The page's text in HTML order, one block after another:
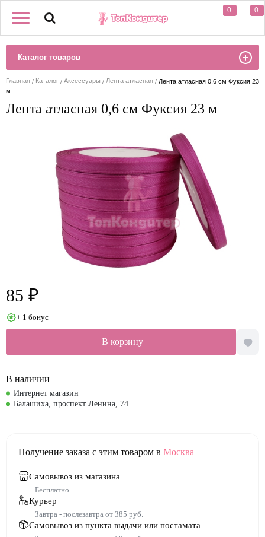
0 0
Каталог товаров
Главная Каталог Аксессуары Лента атласная
Лента атласная 0,6 см Фуксия 23
м
Лента атласная 0,6 см Фуксия 23 м
85 ₽
+ 1 бонус
В корзину
В наличии
Интернет магазин
Балашиха, проспект Ленина, 74
Получение заказа с этим товаром в Москва
Самовывоз из магазина
Бесплатно
Курьер
Завтра - послезавтра от 385 руб.
Самовывоз из пункта выдачи или постамата